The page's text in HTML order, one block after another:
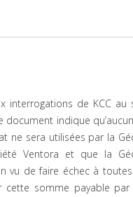
interrogations de KCC au
document indique
ne sera utilisées par la
Ventora et que la
vu de faire échec à
cette somme payable par